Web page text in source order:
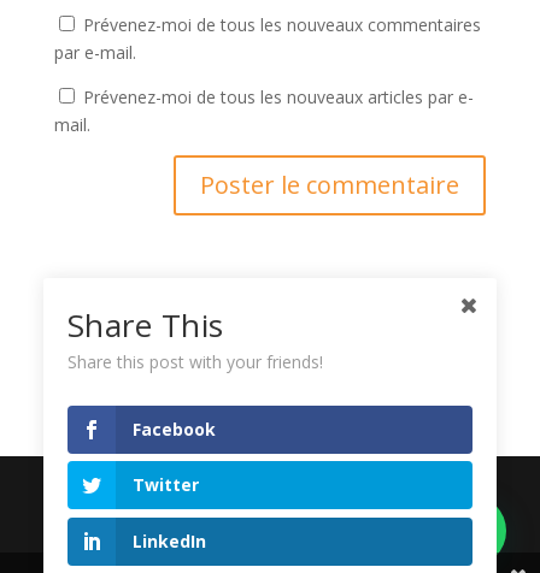
Prévenez-moi de tous les nouveaux commentaires
par e-mail.
Prévenez-moi de tous les nouveaux articles par e-
mail.
En
savoir plus sur la façon dont les données de vos
commentaires sont traitées.
Copyright © 2016
Tous droits réservés I
Donnons un sens à votre vision
Share This
Share this post with your friends!
Facebook
Twitter
LinkedIn